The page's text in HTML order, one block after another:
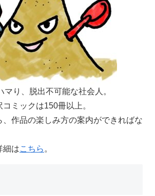
マり、脱出不可能な社会人。
ミックは150冊以上。
、作品の楽しみ方の案内ができればな
細はこちら。